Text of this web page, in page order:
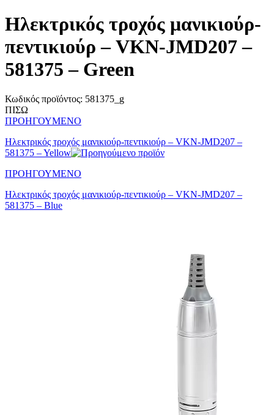
Ηλεκτρικός τροχός μανικιούρ-
πεντικιούρ – VKN-JMD207 –
581375 – Green
Κωδικός προϊόντος: 581375_g
ΠΙΣΩ
ΠΡΟΗΓΟΥΜΕΝΟ
Ηλεκτρικός τροχός μανικιούρ-πεντικιούρ – VKN-JMD207 –
581375 – Yellow
ΠΡΟΗΓΟΥΜΕΝΟ
Ηλεκτρικός τροχός μανικιούρ-πεντικιούρ – VKN-JMD207 –
581375 – Blue